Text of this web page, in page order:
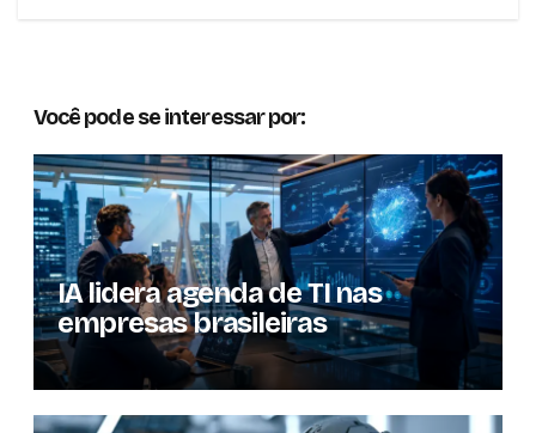
Você pode se interessar por:
IA lidera agenda de TI nas
empresas brasileiras